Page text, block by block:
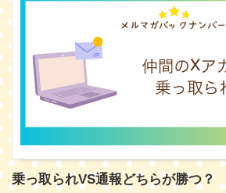
乗っ取られVS通報どちらが勝つ？